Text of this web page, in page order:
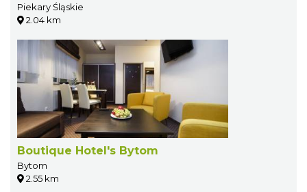
Piekary Śląskie
2.04 km
Boutique Hotel's Bytom
Bytom
2.55 km